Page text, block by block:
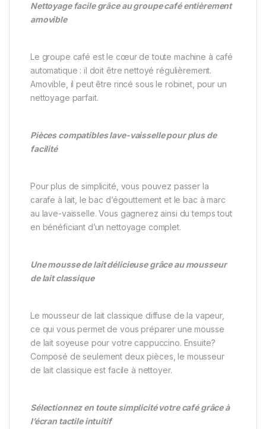
Nettoyage facile grâce au groupe café entièrement
amovible
Le groupe café est le cœur de toute machine à café
automatique : il doit être nettoyé régulièrement.
Amovible, il peut être rincé sous le robinet, pour un
nettoyage parfait.
Pièces compatibles lave-vaisselle pour plus de
facilité
Pour plus de simplicité, vous pouvez passer la
carafe à lait, le bac d’égouttement et le bac à marc
au lave-vaisselle. Vous gagnerez ainsi du temps tout
en bénéficiant d’un nettoyage complet.
Une mousse de lait délicieuse grâce au mousseur
de lait classique
Le mousseur de lait classique diffuse de la vapeur,
ce qui vous permet de vous préparer une mousse
de lait soyeuse pour votre cappuccino. Ensuite?
Composé de seulement deux pièces, le mousseur
de lait classique est facile à nettoyer.
Sélectionnez en toute simplicité votre café grâce à
l’écran tactile intuitif